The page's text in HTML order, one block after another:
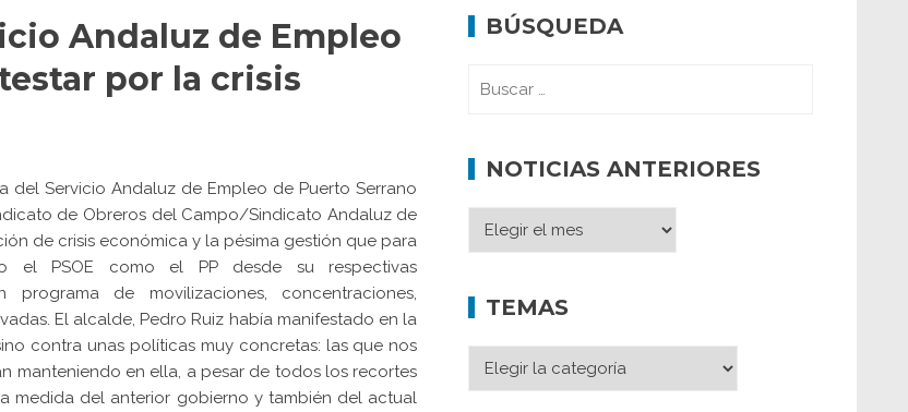
Andaluz de Empleo
por la crisis
Servicio Andaluz de Empleo de Puerto Serrano
de Obreros del Campo/Sindicato Andaluz de
de crisis económica y la pésima gestión que para
el PSOE como el PP desde su respectivas
de movilizaciones, concentraciones,
El alcalde, Pedro Ruiz había manifestado en la
contra unas políticas muy concretas: las que nos
manteniendo en ella, a pesar de todos los recortes
medida del anterior gobierno y también del actual
BÚSQUEDA
NOTICIAS ANTERIORES
TEMAS